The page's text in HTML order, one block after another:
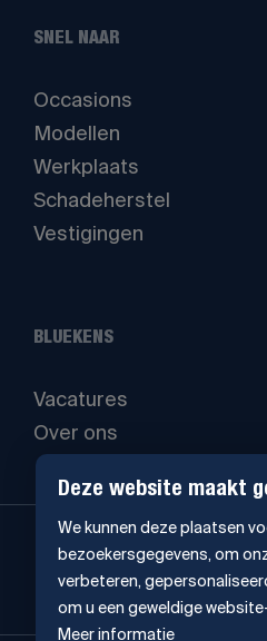
Deze website maakt
We kunnen deze plaatsen
bezoekersgegevens, om
verbeteren,
om u een geweldige
Meer informatie
SNEL NAAR
Occasions
Modellen
Werkplaats
Schadeherstel
Vestigingen
BLUEKENS
Vacatures
Over ons